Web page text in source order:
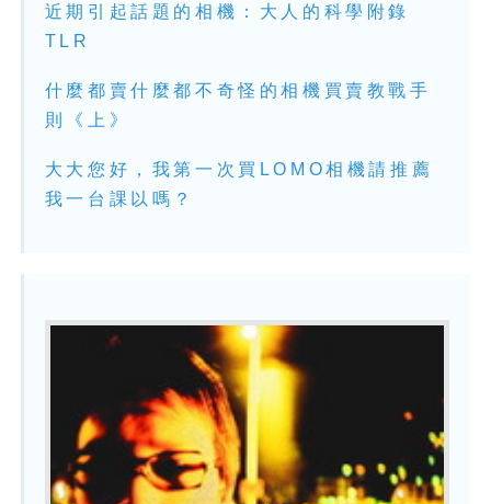
近期引起話題的相機：大人的科學附錄
TLR
什麼都賣什麼都不奇怪的相機買賣教戰手
則《上》
大大您好，我第一次買LOMO相機請推薦
我一台課以嗎？